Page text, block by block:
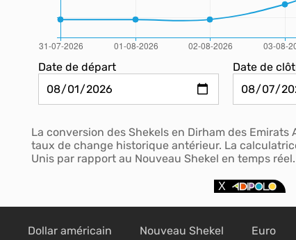
Date de départ Date de
La conversion des Shekels en Dirham des
taux de change historique antérieur. La
Unis par rapport au Nouveau Shekel en temps réel.
Dollar américain Nouveau Shekel Euro